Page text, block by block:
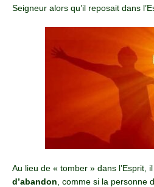
Seigneur alors qu’il reposait dans
Au lieu de « tomber » dans l’Esprit, il
d’abandon , comme si la personne